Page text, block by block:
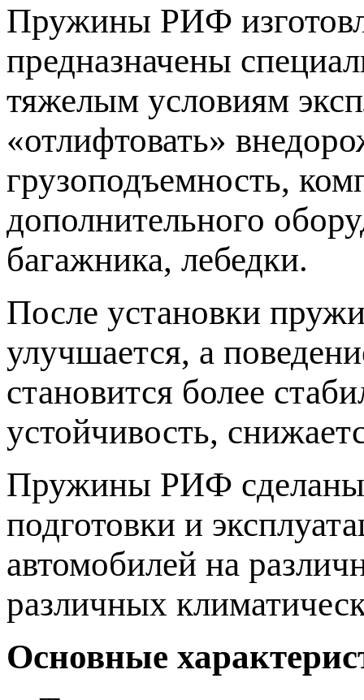
Пружины РИФ
предназначены
тяжелым условиям
«отлифтовать»
грузоподъемность,
дополнительного
багажника, лебедки.
После установки
улучшается, а
становится более
устойчивость,
Пружины РИФ сделаны
подготовки и
автомобилей на
различных
Основные